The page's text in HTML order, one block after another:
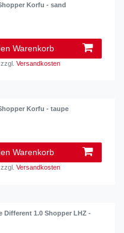
Korfu - sand
Warenkorb
zzgl.Versandkosten
Korfu - taupe
Warenkorb
zzgl.Versandkosten
Different 1.0 Shopper LHZ -